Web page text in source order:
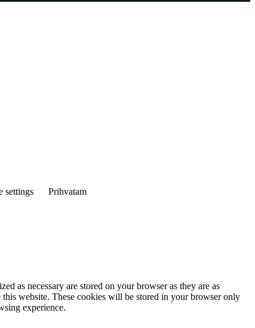
settings
Prihvatam
as necessary are stored on your browser as they are as
website. These cookies will be stored in your browser only
experience.